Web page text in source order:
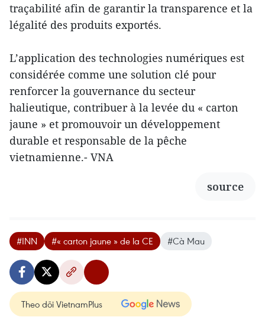
traçabilité afin de garantir la transparence et la
légalité des produits exportés.
L’application des technologies numériques est
considérée comme une solution clé pour
renforcer la gouvernance du secteur
halieutique, contribuer à la levée du « carton
jaune » et promouvoir un développement
durable et responsable de la pêche
vietnamienne.- VNA
source
#INN #« carton jaune » de la CE #Cà Mau
Theo dõi VietnamPlus